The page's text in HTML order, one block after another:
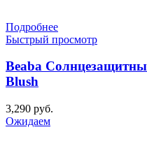
Подробнее
Быстрый просмотр
Beaba
Blush
3,290 руб.
Ожидаем